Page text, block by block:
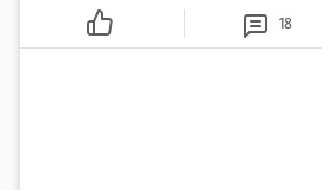
18